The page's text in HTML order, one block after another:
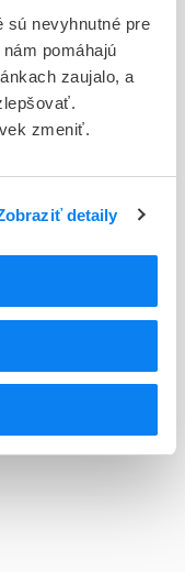
sú nevyhnutné pre
pomáhajú
zaujalo, a
zmeniť.
detaily